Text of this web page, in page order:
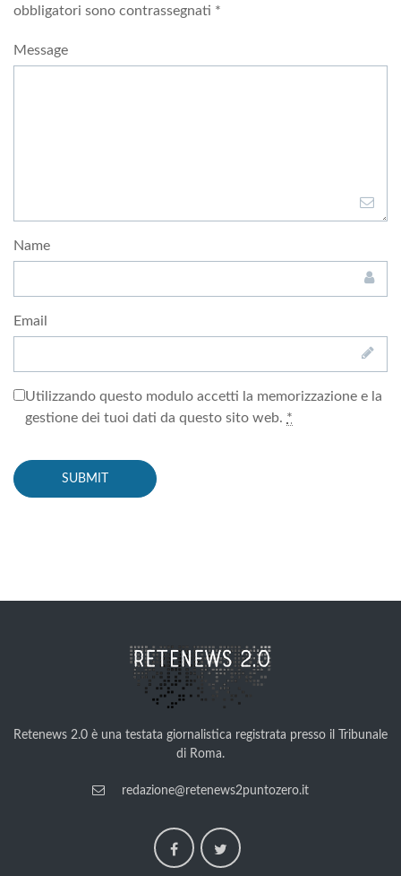
obbligatori sono contrassegnati *
Message
Name
Email
Utilizzando questo modulo accetti la memorizzazione e la
gestione dei tuoi dati da questo sito web. *
Retenews 2.0 è una testata giornalistica registrata presso il Tribunale
di Roma.
redazione@retenews2puntozero.it